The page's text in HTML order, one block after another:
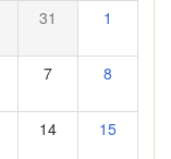
31 1
7 8
14 15